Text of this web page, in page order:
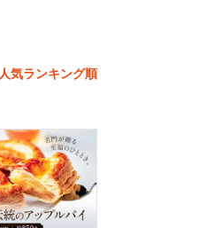
人気ランキング順